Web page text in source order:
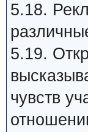
5.18.
5.19.
чувств